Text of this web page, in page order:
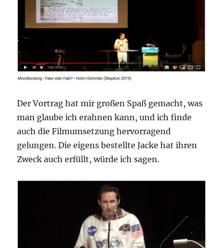
Der Vortrag hat mir großen Spaß gemacht, was
man glaube ich erahnen kann, und ich finde
auch die Filmumsetzung hervorragend
gelungen. Die eigens bestellte Jacke hat ihren
Zweck auch erfüllt, würde ich sagen.